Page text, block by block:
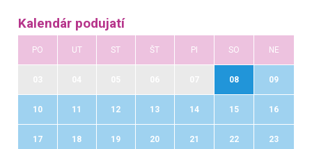
Kalendár podujatí
PO UT ST ŠT PI SO NE
08 09
10 11 12 13 14 15 16
17 18 19 20 21 22 23